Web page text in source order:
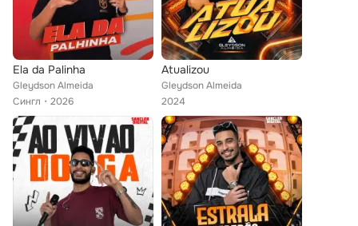
Ela da Palinha
Gleydson Almeida
Сингл
2026
Atualizou
Gleydson Almeida
2024